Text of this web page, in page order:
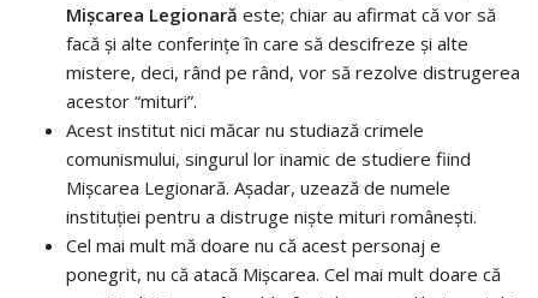
Mișcarea Legionară este; chiar au afirmat că vor să
facă și alte conferințe în care să descifreze și alte
mistere, deci, rând pe rând, vor să rezolve distrugerea
acestor “mituri”.
Acest institut nici măcar nu studiază crimele
comunismului, singurul lor inamic de studiere fiind
Mișcarea Legionară. Așadar, uzează de numele
instituției pentru a distruge niște mituri românești.
Cel mai mult mă doare nu că acest personaj e
ponegrit, nu că atacă Mișcarea. Cel mai mult doare că